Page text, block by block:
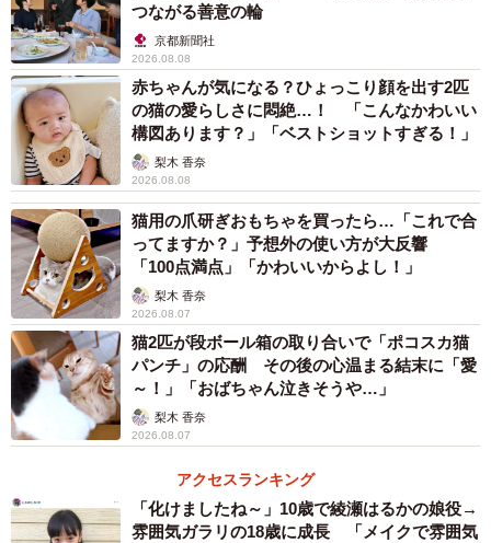
「男の子らしく」「女の子らしく」って、子育てでもつい、言ってしま
いがち＝仲曽良ハミさんのツイートより
つながる善意の輪
京都新聞社
2026.08.08
赤ちゃんが気になる？ひょっこり顔を出す2匹
の猫の愛らしさに悶絶…！ 「こんなかわいい
構図あります？」「ベストショットすぎる！」
梨木 香奈
2026.08.08
猫用の爪研ぎおもちゃを買ったら…「これで合
ってますか？」予想外の使い方が大反響
「100点満点」「かわいいからよし！」
梨木 香奈
2026.08.07
猫2匹が段ボール箱の取り合いで「ポコスカ猫
パンチ」の応酬 その後の心温まる結末に「愛
～！」「おばちゃん泣きそうや…」
梨木 香奈
2026.08.07
アクセスランキング
「化けましたね～」10歳で綾瀬はるかの娘役→
雰囲気ガラリの18歳に成長 「メイクで雰囲気